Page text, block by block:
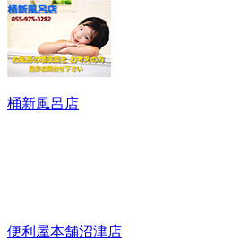
桶新風呂店
便利屋本舗沼津店